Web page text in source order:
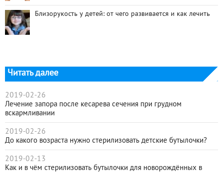
Близорукость у детей: от чего развивается и как лечить
Читать далее
2019-02-26
Лечение запора после кесарева сечения при грудном
вскармливании
2019-02-26
До какого возраста нужно стерилизовать детские бутылочки?
2019-02-13
Как и в чём стерилизовать бутылочки для новорождённых в